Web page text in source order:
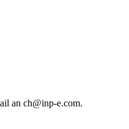
an ch@inp-e.com.